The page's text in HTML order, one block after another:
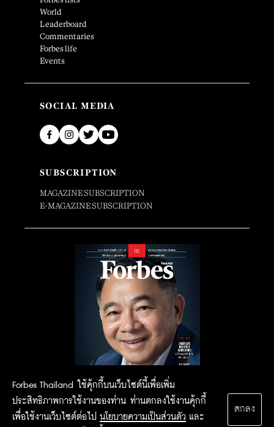
Forbes Thailand ใช้คุ้กกี้บนเว็บไซต์นี้เพื่อเพิ่ม
ประสิทธิภาพการใช้งานของท่าน ท่านตกลงใช้งานคุ้กกี้
เพื่อใช้งานเว็บไซต์ต่อไป นโยบายความเป็นส่วนตัว และ
ตกลง
World
Leaderboard
Commentaries
Forbes life
Events
SOCIAL MEDIA
SUBSCRIPTION
MAGAZINE SUBSCRIPTION
E-MAGAZINE SUBSCRIPTION